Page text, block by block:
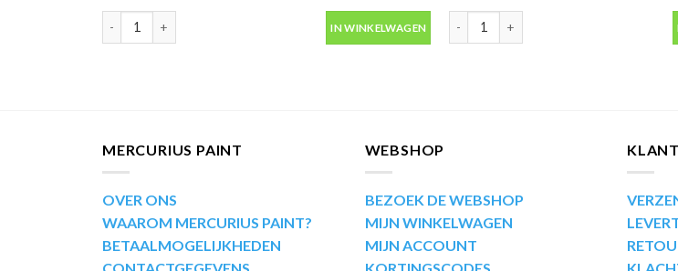
Industrial lak RAL1015 licht ivoor wit hoogglans 400ml Motip 07062 aantal
IN WINKELWAGEN
Industrial lak RAL9005 diep zwart
MERCURIUS PAINT
OVER ONS
WAAROM MERCURIUS PAINT?
BETAALMOGELIJKHEDEN
WEBSHOP
BEZOEK DE WEBSHOP
MIJN WINKELWAGEN
MIJN ACCOUNT